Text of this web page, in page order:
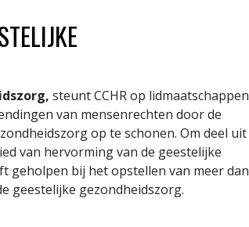
steunt CCHR op lidmaatschappen
van mensenrechten door de
op te schonen. Om deel uit
van hervorming van de geestelijke
geholpen bij het opstellen van meer dan
geestelijke gezondheidszorg.